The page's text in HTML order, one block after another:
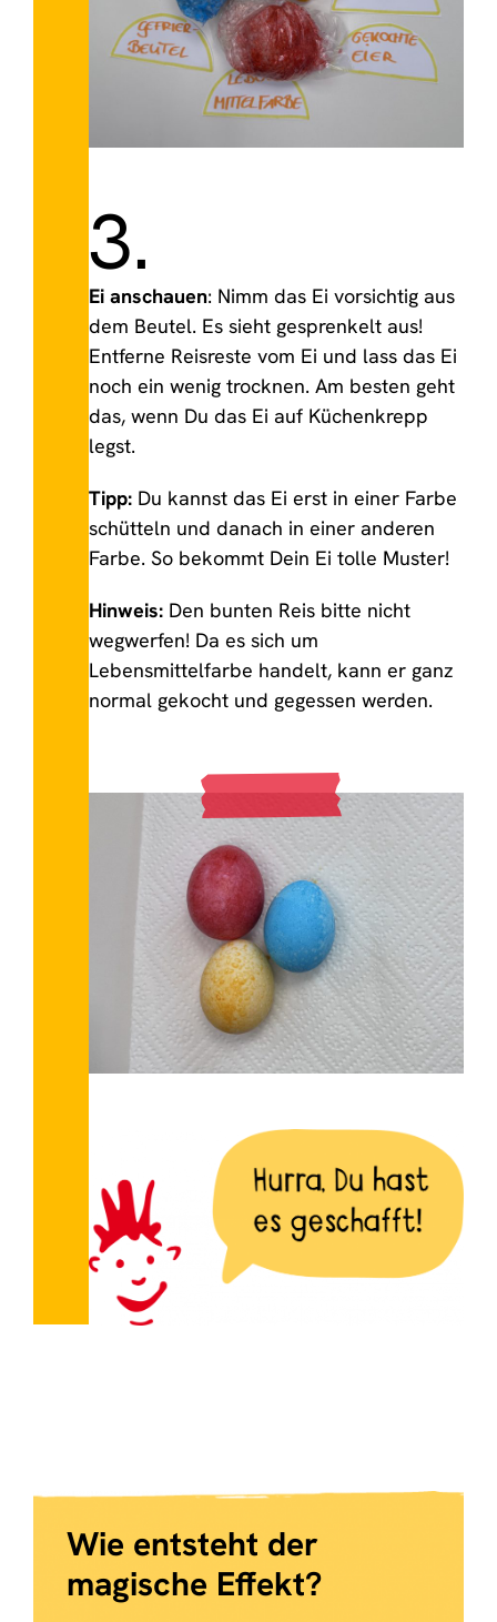
3.
Ei anschauen: Nimm das Ei vorsichtig aus
dem Beutel. Es sieht gesprenkelt aus!
Entferne Reisreste vom Ei und lass das Ei
noch ein wenig trocknen. Am besten geht
das, wenn Du das Ei auf Küchenkrepp
legst.
Tipp: Du kannst das Ei erst in einer Farbe
schütteln und danach in einer anderen
Farbe. So bekommt Dein Ei tolle Muster!
Hinweis: Den bunten Reis bitte nicht
wegwerfen! Da es sich um
Lebensmittelfarbe handelt, kann er ganz
normal gekocht und gegessen werden.
Wie entsteht der
magische Effekt?